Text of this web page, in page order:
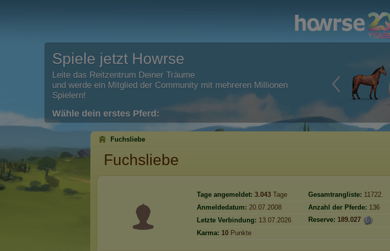
Spiele jetzt Howrse
Leite das Reitzentrum Deiner Träume
und werde ein Mitglied der Community mit mehreren Millionen
Spielern!
Wähle dein erstes Pferd:
Fuchsliebe
Fuchsliebe
Tage angemeldet: 3.043 Tage Gesamtrangliste: 11722.
Anmeldedatum: 20.07.2008 Anzahl der Pferde: 136
Letzte Verbindung: 13.07.2026 Reserve: 189.027
Karma: 10 Punkte